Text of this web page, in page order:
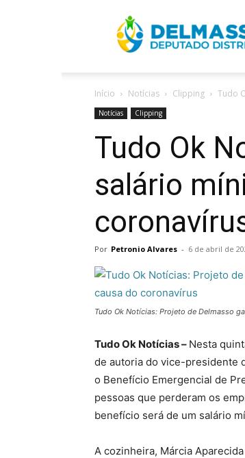
Início Notícias Clipping Tudo
Notícias Clipping
Tudo Ok
salário
Por Petronio Alvares - 6 de abril de
Tudo Ok Notícias: Projeto de Delmasso
Tudo Ok Notícias – Nesta
de autoria do vice-presidente
o Benefício Emergencial de
pessoas que perderam os
benefício será de um salário
A cozinheira, Márcia